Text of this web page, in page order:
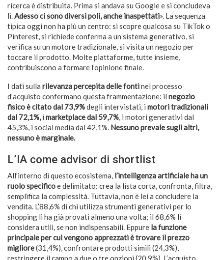
ricerca è distribuita. Prima si andava su Google e si concludeva
lì. Adesso ci sono diversi poli, anche inaspettati». La sequenza
tipica oggi non ha più un centro: si scopre qualcosa su TikTok o
Pinterest, si richiede conferma a un sistema generativo, si
verifica su un motore tradizionale, si visita un negozio per
toccare il prodotto. Molte piattaforme, tutte insieme,
contribuiscono a formare l’opinione finale.
I dati sulla rilevanza percepita delle fontinel processo
d’acquisto confermano questa frammentazione: il negozio
fisico è citato dal 73,9%degli intervistati, i motori tradizionali
dal 72,1%, i marketplace dal 59,7% , i motori generativi dal
45,3%, i social media dal 42,1%. Nessuno prevale sugli altri,
nessuno è marginale.
L’IA come advisor di shortlist
All’interno di questo ecosistema, l’intelligenza artificiale ha un
ruolo specificoe delimitato: crea la lista corta, confronta, filtra,
semplifica la complessità. Tuttavia, non è lei a concludere la
vendita. L’88,6% di chi utilizza strumenti generativi per lo
shopping li ha già provati almeno una volta; il 68,6% li
considera utili, se non indispensabili. Eppure la funzione
principale per cui vengono apprezzati è trovare il prezzo
migliore(31,4%), confrontare prodotti simili (24,3%),
restringere il campo a due o tre opzioni (20,9%). L’acquisto